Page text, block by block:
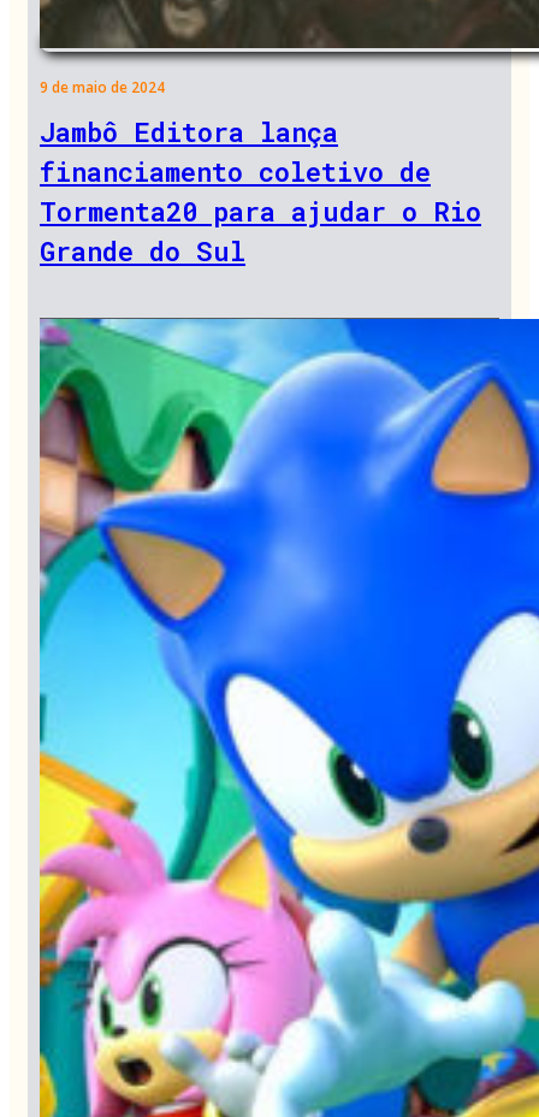
9 de maio de 2024
Jambô Editora lança
financiamento coletivo de
Tormenta20 para ajudar o Rio
Grande do Sul